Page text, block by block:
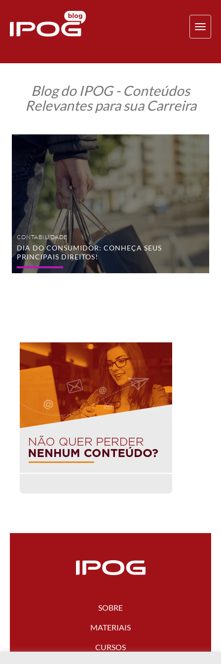
Blog do IPOG - Conteúdos
Relevantes para sua Carreira
Dia
Consumidor:
Conheça
principais
direitos!
CONTABILIDADE
DIA DO CONSUMIDOR: CONHEÇA SEUS
PRINCIPAIS DIREITOS!
SOBRE
MATERIAIS
CURSOS